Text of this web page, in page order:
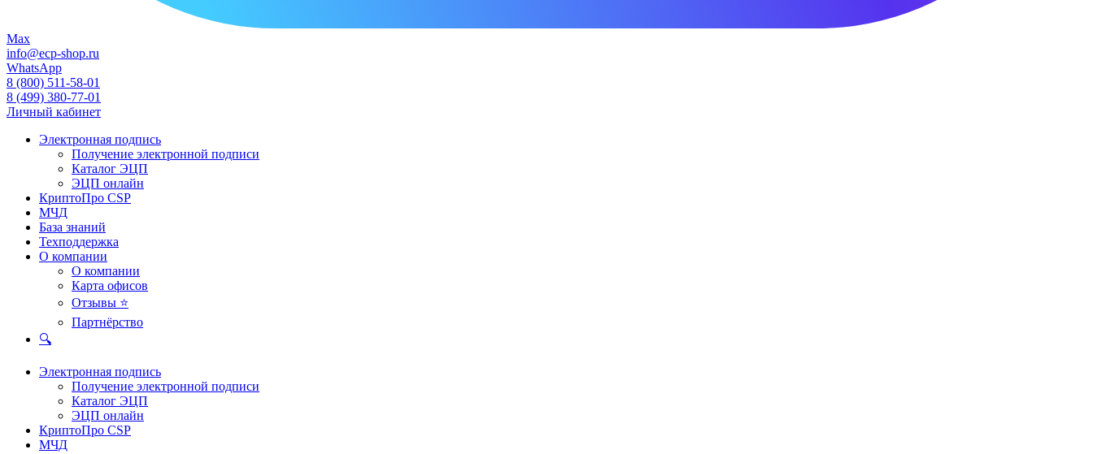
Max
info@ecp-shop.ru
WhatsApp
8 (800) 511-58-01
8 (499) 380-77-01
Личный кабинет
Электронная подпись
Получение электронной подписи
Каталог ЭЦП
ЭЦП онлайн
КриптоПро CSP
МЧД
База знаний
Техподдержка
О компании
О компании
Карта офисов
Отзывы ⭐
Партнёрство
🔍
Электронная подпись
Получение электронной подписи
Каталог ЭЦП
ЭЦП онлайн
КриптоПро CSP
МЧД